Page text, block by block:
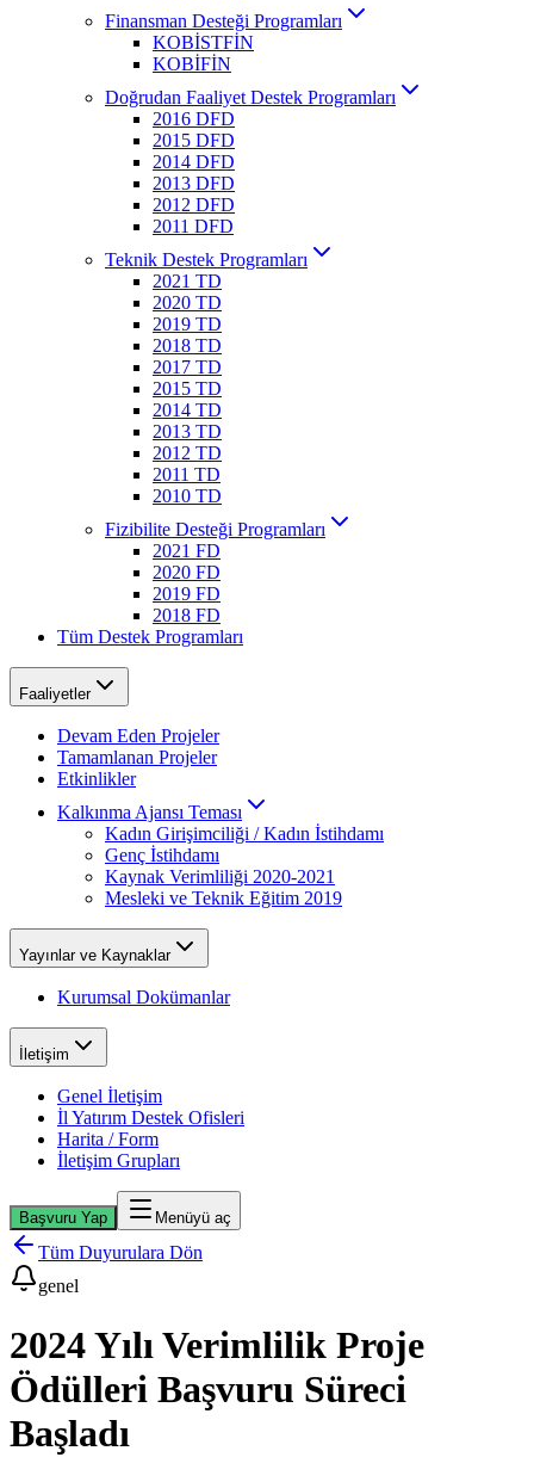
Finansman Desteği Programları
KOBİSTFİN
KOBİFİN
Doğrudan Faaliyet Destek Programları
2016 DFD
2015 DFD
2014 DFD
2013 DFD
2012 DFD
2011 DFD
Teknik Destek Programları
2021 TD
2020 TD
2019 TD
2018 TD
2017 TD
2015 TD
2014 TD
2013 TD
2012 TD
2011 TD
2010 TD
Fizibilite Desteği Programları
2021 FD
2020 FD
2019 FD
2018 FD
Tüm Destek Programları
Faaliyetler
Devam Eden Projeler
Tamamlanan Projeler
Etkinlikler
Kalkınma Ajansı Teması
Kadın Girişimciliği / Kadın İstihdamı
Genç İstihdamı
Kaynak Verimliliği 2020-2021
Mesleki ve Teknik Eğitim 2019
Yayınlar ve Kaynaklar
Kurumsal Dokümanlar
İletişim
Genel İletişim
İl Yatırım Destek Ofisleri
Harita / Form
İletişim Grupları
Başvuru Yap Menüyü aç
Tüm Duyurulara Dön
genel
2024 Yılı Verimlilik Proje
Ödülleri Başvuru Süreci
Başladı